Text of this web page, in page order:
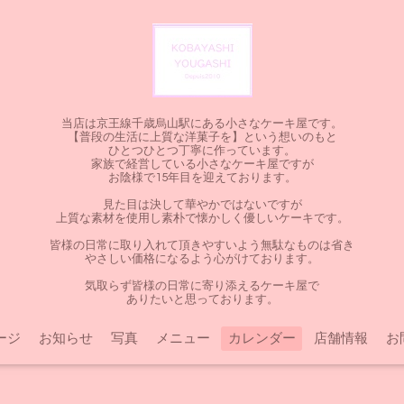
当店は京王線千歳烏山駅にある小さなケーキ屋です。
【普段の生活に上質な洋菓子を】という想いのもと
ひとつひとつ丁寧に作っています。
家族で経営している小さなケーキ屋ですが
お陰様で15年目を迎えております。
見た目は決して華やかではないですが
上質な素材を使用し素朴で懐かしく優しいケーキです。
皆様の日常に取り入れて頂きやすいよう無駄なものは省き
やさしい価格になるよう心がけております。
気取らず皆様の日常に寄り添えるケーキ屋で
ありたいと思っております。
ジ お知らせ 写真 メニュー カレンダー 店舗情報 お